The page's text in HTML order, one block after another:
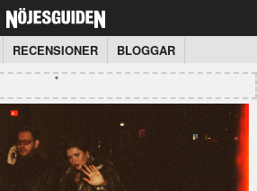
RECENSIONER BLOGGAR